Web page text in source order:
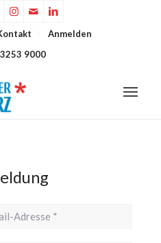
Anmelden
9000
Adresse